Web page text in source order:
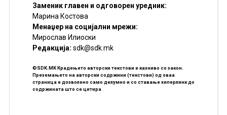
Заменик главен и одговорен уредник:
Марина Костова
Менаџер на социјални мрежи:
Мирослав Илиоски
Редакцијa: sdk@sdk.mk
©SDK.MK Крадењето авторски текстови е казниво со закон.
Преземањето на авторски содржини (текстови) од оваа
страница е дозволено само делумно и со ставање хиперлинк до
содржината што се цитира